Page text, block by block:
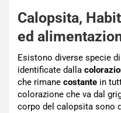
Calopsita,
ed
Esistono diverse specie
identificate dalla
che rimane costante in
colorazione che va dal
corpo del calopsita sono